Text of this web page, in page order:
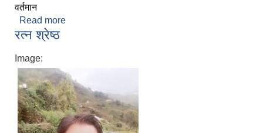
वर्तमान
Read more
रत्न श्रेष्ठ
Image: